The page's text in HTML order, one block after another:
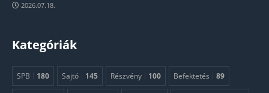
2026.07.18.
Kategóriák
SPB 180 Sajtó 145 Részvény 100 Befektetés 89